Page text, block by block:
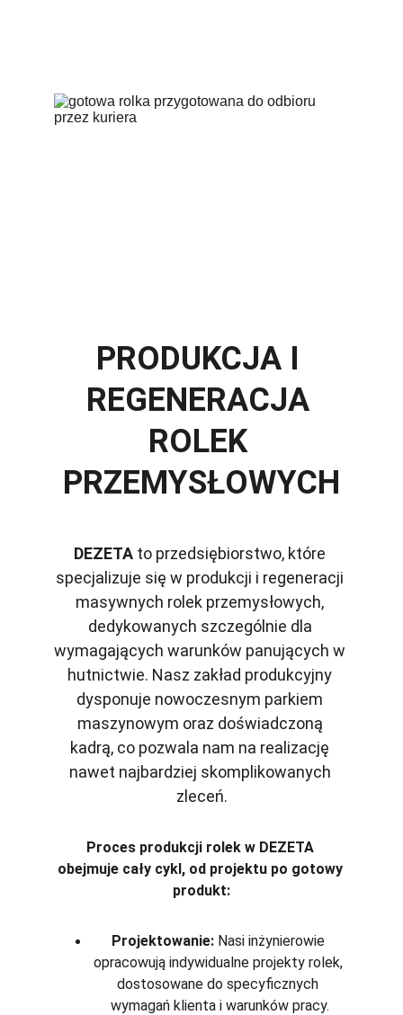
DEZETA to przedsiębiorstwo, które
specjalizuje się w produkcji i regeneracji
masywnych rolek przemysłowych,
dedykowanych szczególnie dla
wymagających warunków panujących w
hutnictwie. Nasz zakład produkcyjny
dysponuje nowoczesnym parkiem
maszynowym oraz doświadczoną
kadrą, co pozwala nam na realizację
nawet najbardziej skomplikowanych
zleceń.
Proces produkcji rolek w DEZETA
obejmuje cały cykl, od projektu po gotowy
produkt:
Projektowanie: Nasi inżynierowie
opracowują indywidualne projekty rolek,
dostosowane do specyficznych
wymagań klienta i warunków pracy.
PRODUKCJA I
REGENERACJA
ROLEK
PRZEMYSŁOWYCH